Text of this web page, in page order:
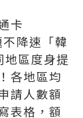
卡
不降速「韓
區度身提
各地區均
請人數額
表格，額